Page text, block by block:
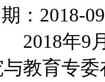
期：2018-
年9月
教育专